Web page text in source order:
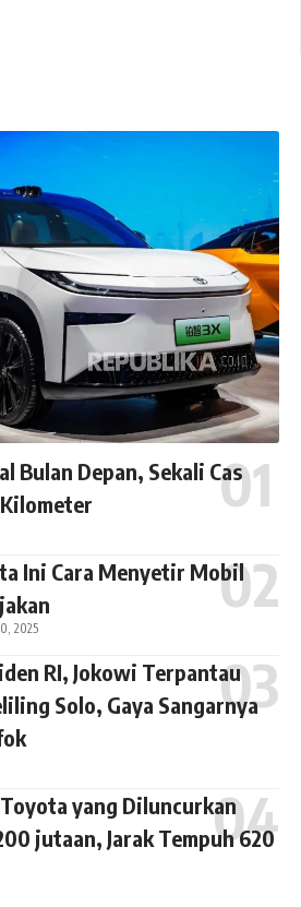
Bulan Depan, Sekali Cas
Ini Cara Menyetir Mobil
2025
RI, Jokowi Terpantau
Solo, Gaya Sangarnya
yang Diluncurkan
jutaan, Jarak Tempuh 620